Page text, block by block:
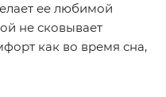
ее любимой
не сковывает
как во время сна,